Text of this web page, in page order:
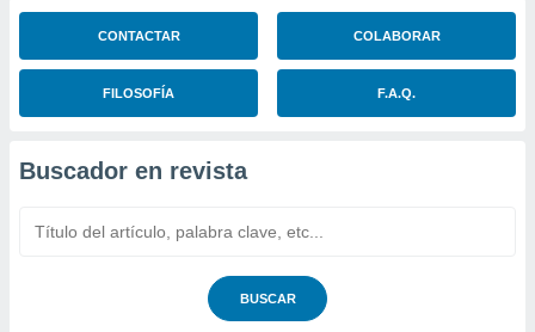
CONTACTAR COLABORAR
FILOSOFÍA F.A.Q.
Buscador en revista
BUSCAR